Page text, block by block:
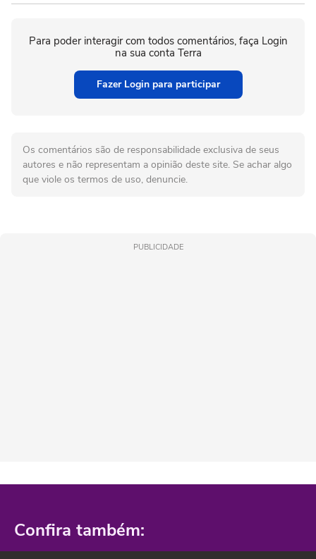
Para poder interagir com todos comentários, faça Login
na sua conta Terra
Fazer Login para participar
Os comentários são de responsabilidade exclusiva de seus
autores e não representam a opinião deste site. Se achar algo
que viole os termos de uso, denuncie.
PUBLICIDADE
Confira também: